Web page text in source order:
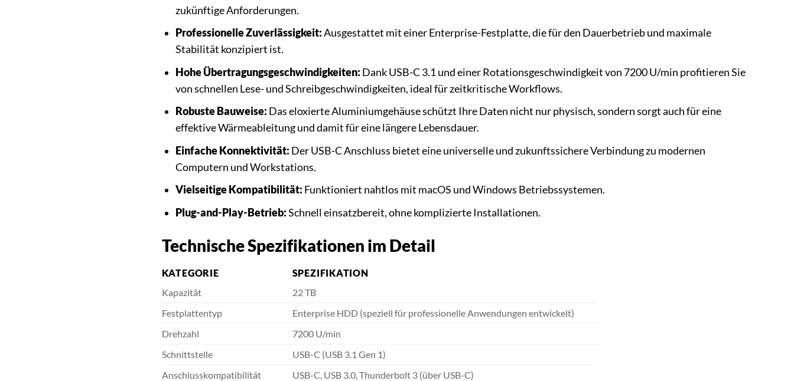
zukünftige Anforderungen.
Professionelle Zuverlässigkeit:Ausgestattet mit einer Enterprise-Festplatte, die für den Dauerbetrieb und maximale
Stabilität konzipiert ist.
Hohe Übertragungsgeschwindigkeiten: Dank USB-C 3.1 und einer Rotationsgeschwindigkeit von 7200 U/min profitieren Sie
von schnellen Lese- und Schreibgeschwindigkeiten, ideal für zeitkritische Workflows.
Robuste Bauweise: Das eloxierte Aluminiumgehäuse schützt Ihre Daten nicht nur physisch, sondern sorgt auch für eine
effektive Wärmeableitung und damit für eine längere Lebensdauer.
Einfache Konnektivität: Der USB-C Anschluss bietet eine universelle und zukunftssichere Verbindung zu modernen
Computern und Workstations.
Vielseitige Kompatibilität: Funktioniert nahtlos mit macOS und Windows Betriebssystemen.
Plug-and-Play-Betrieb:Schnell einsatzbereit, ohne komplizierte Installationen.
Technische Spezifikationen im Detail
KATEGORIE
SPEZIFIKATION
Kapazität
22 TB
Festplattentyp
Enterprise HDD (speziell für professionelle Anwendungen entwickelt)
Drehzahl
7200 U/min
Schnittstelle
USB-C (USB 3.1 Gen 1)
Anschlusskompatibilität
USB-C, USB 3.0, Thunderbolt 3 (über USB-C)